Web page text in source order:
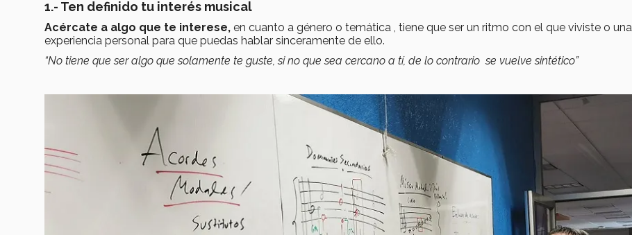
1.- Ten definido tu interés musical
Acércate a algo que te interese, en cuanto a género o temática , tiene que ser un ritmo con el que viviste o una
experiencia personal para que puedas hablar sinceramente de ello.
“No tiene que ser algo que solamente te guste, si no que sea cercano a tí, de lo contrario se vuelve sintético”